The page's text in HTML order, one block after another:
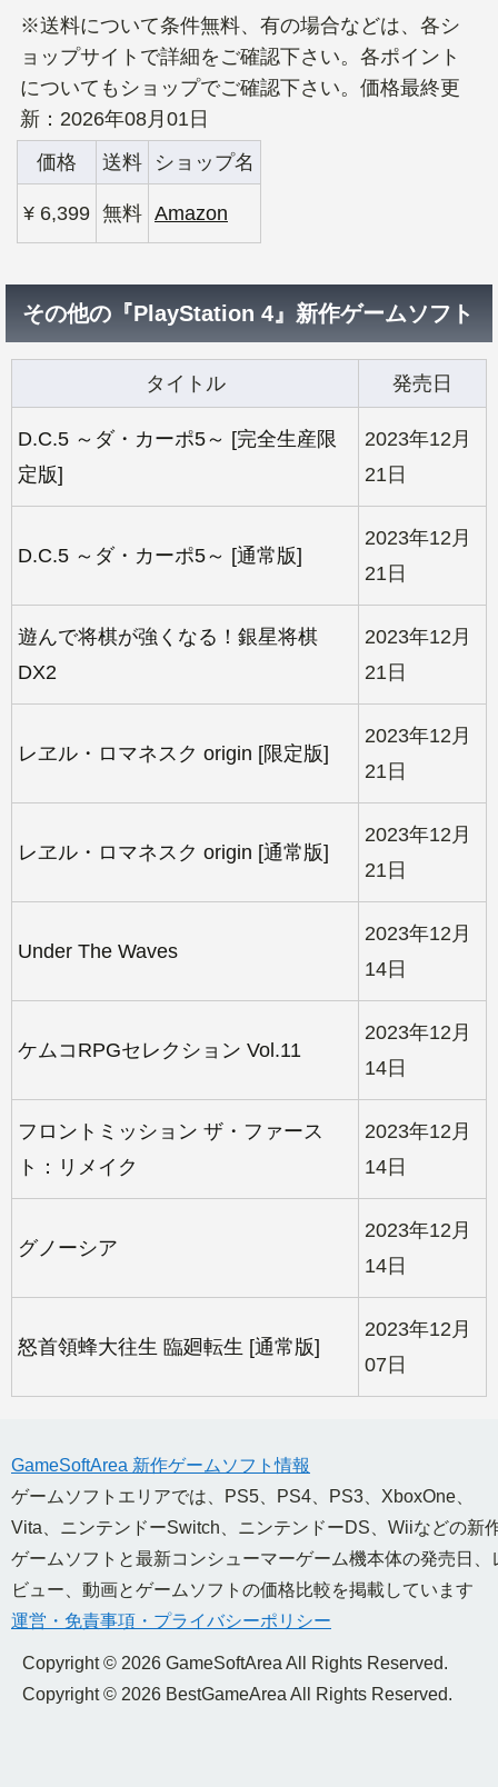
※送料について条件無料、有の場合などは、各シ
ョップサイトで詳細をご確認下さい。各ポイント
についてもショップでご確認下さい。価格最終更
新：2026年08月01日
価格
送料 ショップ名
¥ 6,399 無料 Amazon
その他の『PlayStation 4』新作ゲームソフト
タイトル 発売日
D.C.5 ～ダ・カーポ5～ [完全生産限
定版]
2023年12月
21日
D.C.5 ～ダ・カーポ5～ [通常版]
2023年12月
21日
遊んで将棋が強くなる！銀星将棋
DX2
2023年12月
21日
レヱル・ロマネスク origin [限定版]
2023年12月
21日
レヱル・ロマネスク origin [通常版]
2023年12月
21日
Under The Waves
2023年12月
14日
ケムコRPGセレクション Vol.11
2023年12月
14日
フロントミッション ザ・ファース
ト：リメイク
2023年12月
14日
グノーシア
2023年12月
14日
怒首領蜂大往生 臨廻転生 [通常版]
2023年12月
07日
GameSoftArea 新作ゲームソフト情報
ゲームソフトエリアでは、PS5、PS4、PS3、XboxOne、
Vita、ニンテンドーSwitch、ニンテンドーDS、Wiiなどの新
ゲームソフトと最新コンシューマーゲーム機本体の発売日、
ビュー、動画とゲームソフトの価格比較を掲載しています
運営・免責事項・プライバシーポリシー
Copyright © 2026 GameSoftArea All Rights Reserved.
Copyright © 2026 BestGameArea All Rights Reserved.